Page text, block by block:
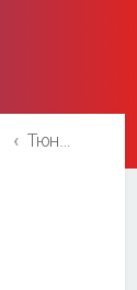
Тюнинг,стайлинг